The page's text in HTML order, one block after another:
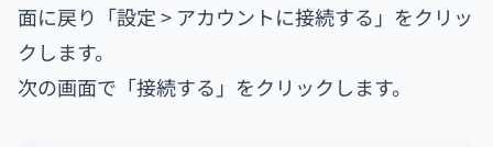
面に戻り「設定 > アカウントに接続する」をクリッ
クします。
次の画面で「接続する」をクリックします。